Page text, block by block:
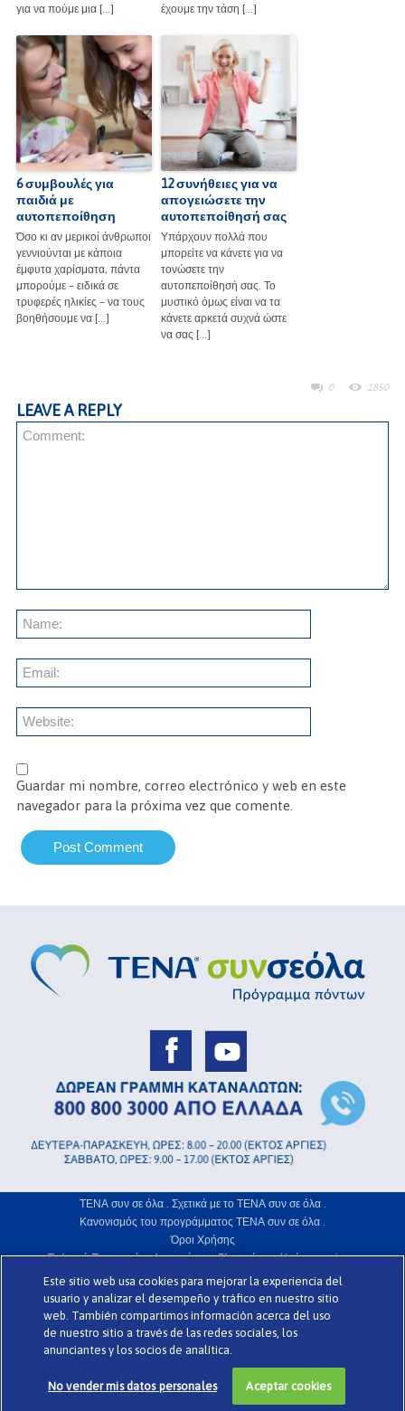
0 1850
για να πούμε μια […]
έχουμε την τάση […]
6 συμβουλές για
παιδιά με
αυτοπεποίθηση
Όσο κι αν μερικοί άνθρωποι
γεννιούνται με κάποια
έμφυτα χαρίσματα, πάντα
μπορούμε – ειδικά σε
τρυφερές ηλικίες – να τους
βοηθήσουμε να […]
12 συνήθειες για να
απογειώσετε την
αυτοπεποίθησή σας
Υπάρχουν πολλά που
μπορείτε να κάνετε για να
τονώσετε την
αυτοπεποίθησή σας. Το
μυστικό όμως είναι να τα
κάνετε αρκετά συχνά ώστε
να σας […]
LEAVE A REPLY
Guardar mi nombre, correo electrónico y web en este
navegador para la próxima vez que comente.
ΤΕΝΑ συν σε όλα . Σχετικά με το ΤΕΝΑ συν σε όλα .
Κανονισμός του προγράμματος ΤΕΝΑ συν σε όλα .
Όροι Χρήσης
Πολιτική Προστασίας Απορρήτου . Γλωσσάριο . Χρήση Cookies .
Την ιστοσελίδα σχεδίασε η webwww.codigomedia.es© Essity Hellas
>
Este sitio web usa cookies para mejorar la experiencia del
usuario y analizar el desempeño y tráfico en nuestro sitio
web. También compartimos información acerca del uso
de nuestro sitio a través de las redes sociales, los
anunciantes y los socios de analítica.
No vender mis datos personales Aceptar cookies